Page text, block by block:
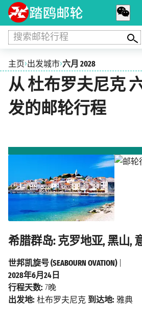
搜索邮轮行程
主页›出发城市›六月 2028
从 杜布罗夫尼克
发的邮轮行程
希腊群岛: 克罗地亚, 黑山,
世邦凯旋号 (SEABOURN OVATION)|
2028年6月24日
行程天数: 7晚
出发地: 杜布罗夫尼克 到达地: 雅典